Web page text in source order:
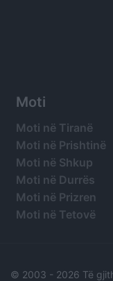
Moti
Moti në Tiranë
Moti në Prishtinë
Moti në Shkup
Moti në Durrës
Moti në Prizren
Moti në Tetovë
© 2003 - 2026 Të